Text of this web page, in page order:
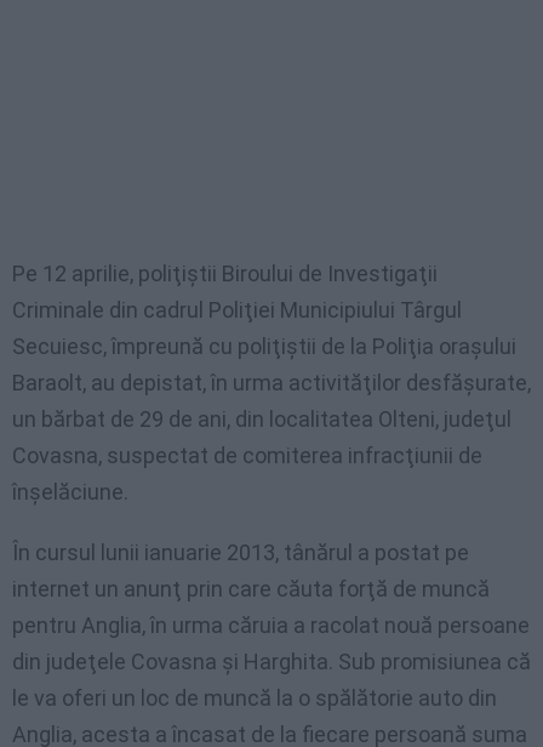
Pe 12 aprilie, poliţiştii Biroului de Investigaţii
Criminale din cadrul Poliţiei Municipiului Târgul
Secuiesc, împreună cu poliţiştii de la Poliţia oraşului
Baraolt, au depistat, în urma activităţilor desfăşurate,
un bărbat de 29 de ani, din localitatea Olteni, judeţul
Covasna, suspectat de comiterea infracţiunii de
înşelăciune.
În cursul lunii ianuarie 2013, tânărul a postat pe
internet un anunţ prin care căuta forţă de muncă
pentru Anglia, în urma căruia a racolat nouă persoane
din judeţele Covasna şi Harghita. Sub promisiunea că
le va oferi un loc de muncă la o spălătorie auto din
Anglia, acesta a încasat de la fiecare persoană suma